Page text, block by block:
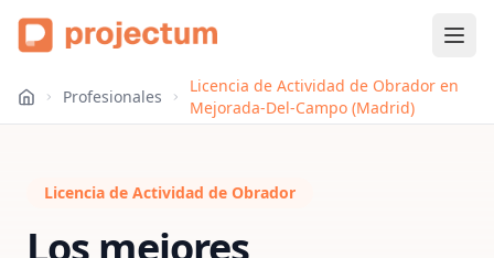
Profesionales
Licencia de Actividad de Obrador en
Mejorada-Del-Campo (Madrid)
Licencia de Actividad de Obrador